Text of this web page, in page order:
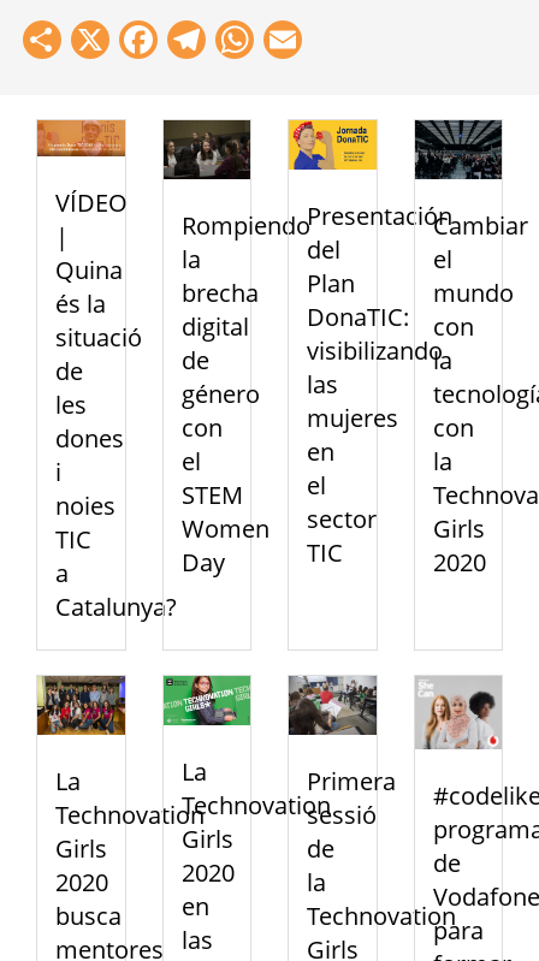
Herramientas
Share
X Facebook
Telegram
WhatsApp
VÍDEO
|
Quina
és la
situació
de
les
dones
i
noies
TIC
a
Catalunya?
Rompiendo
la
brecha
digital
de
género
con
el
STEM
Women
Day
Presentación
del
Plan
DonaTIC:
visibilizando
las
mujeres
en
el
sector
TIC
Cambiar
el
mundo
con
la
con
la
Girls
2020
La
Technovation
Girls
2020
busca
mentores
La
Technovation
Girls
2020
en
las
Primera
sessió
de
la
Technovation
Girls
de
Vodafone
para